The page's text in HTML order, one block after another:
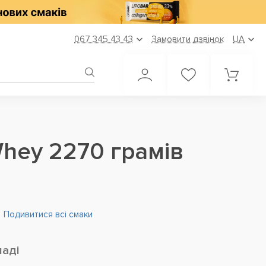
067 345 43 43 Замовити дзвінок UA
2270 грамів
Подивитися всі смаки